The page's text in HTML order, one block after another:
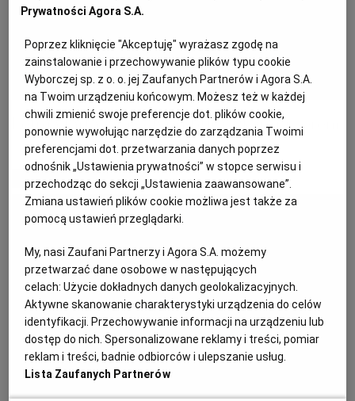
DOMOWE PRZETWORY
SOST, DIPY I INNE DODATKI
KUCHNIA MEKSYKAŃSKA
KUCHNIA INDYJSKA
KUCHNIA HISZPAŃSKA
KUCHNIA NIEMIECKA
GLIWICE
GORZÓW WIELKOPOLSKI
KALISZ
KATOWICE
KIELCE
KOSZALIN
KRAKÓW
WYBORCZA TV I VOD
TYLKO ZDROWIE
KSIĄŻKI. MAGAZYN DO CZYTANIA
NASZA EUROPA
SŁÓWKA. MAGAZYN O JĘZYKU
BIQDATA
JUTRONAUCI
ARCHIWUM
INNE SERWISY
GAZETA.PL
TOK FM
SPORT.PL
Letnia tarta z młodymi buraczkami i serem
MATERIAŁ PROMOCYJNY
Prywatności Agora S.A.
Poprzez kliknięcie "Akceptuję" wyrażasz zgodę na
zainstalowanie i przechowywanie plików typu cookie
Wyborczej sp. z o. o. jej Zaufanych Partnerów i Agora S.A.
na Twoim urządzeniu końcowym. Możesz też w każdej
chwili zmienić swoje preferencje dot. plików cookie,
ponownie wywołując narzędzie do zarządzania Twoimi
preferencjami dot. przetwarzania danych poprzez
odnośnik „Ustawienia prywatności” w stopce serwisu i
przechodząc do sekcji „Ustawienia zaawansowane”.
Zmiana ustawień plików cookie możliwa jest także za
pomocą ustawień przeglądarki.
My, nasi Zaufani Partnerzy i Agora S.A. możemy
przetwarzać dane osobowe w następujących
celach:Użycie dokładnych danych geolokalizacyjnych.
Aktywne skanowanie charakterystyki urządzenia do celów
identyfikacji. Przechowywanie informacji na urządzeniu lub
dostęp do nich. Spersonalizowane reklamy i treści, pomiar
reklam i treści, badnie odbiorców i ulepszanie usług.
Lista Zaufanych Partnerów